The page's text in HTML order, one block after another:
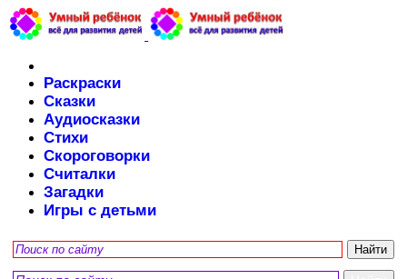
Раскраски
Сказки
Аудиосказки
Стихи
Скороговорки
Считалки
Загадки
Игры с детьми